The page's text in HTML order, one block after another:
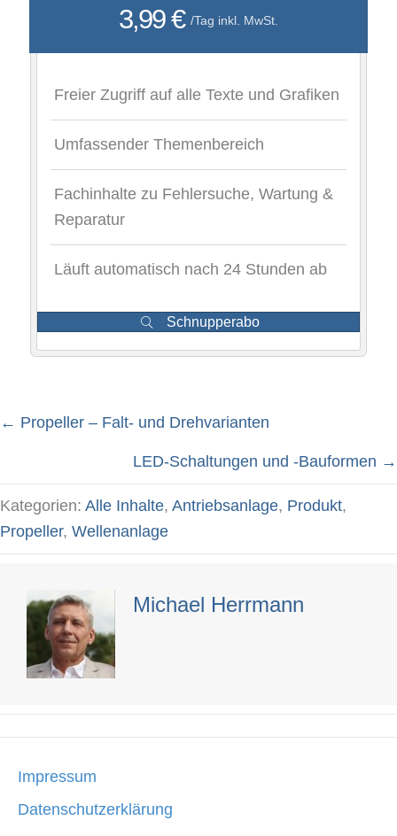
3,99 € /Tag inkl. MwSt.
Freier Zugriff auf alle Texte und Grafiken
Umfassender Themenbereich
Fachinhalte zu Fehlersuche, Wartung &
Reparatur
Läuft automatisch nach 24 Stunden ab
Schnupperabo
Posts
navigation
← Propeller – Falt- und Drehvarianten
LED-Schaltungen und -Bauformen →
Kategorien: Alle Inhalte, Antriebsanlage, Produkt,
Propeller, Wellenanlage
Michael Herrmann
Impressum
Datenschutzerklärung